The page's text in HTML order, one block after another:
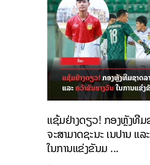
ແຊ້ມຢ່າງດຽວ! ກອງຫຼັງທີມ
ຈະສາມາດຊະນະ ເນປານ ແ
ໃນການແຂ່ງຂັນມ ...